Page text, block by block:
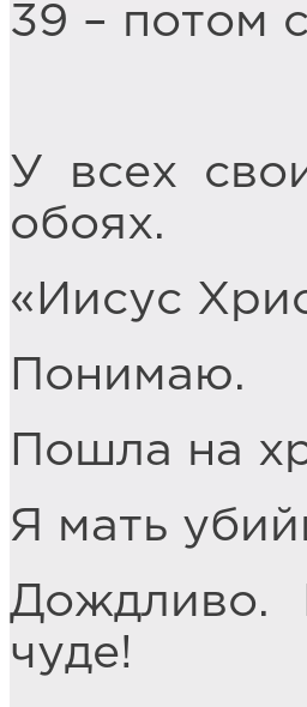
39 – потом
У всех
обоях.
«Иисус
Понимаю.
Пошла на
Я мать
Дождливо.
чуде!